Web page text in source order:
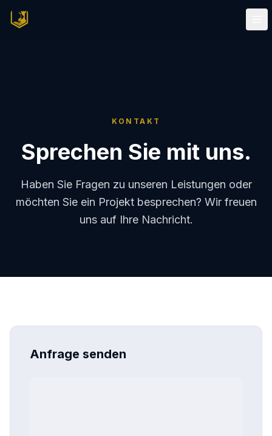
KONTAKT
Sprechen Sie mit uns.
Haben Sie Fragen zu unseren Leistungen oder
möchten Sie ein Projekt besprechen? Wir freuen
uns auf Ihre Nachricht.
Anfrage senden